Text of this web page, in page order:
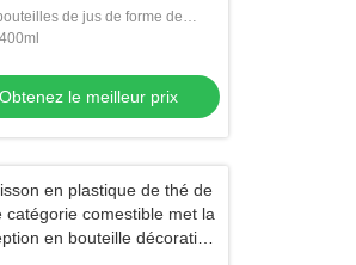
de jus de forme de
l'ANIMAL FAMILIER 400ml
Obtenez le meilleur prix
en plastique de thé de
catégorie comestible met la
en bouteille décorative